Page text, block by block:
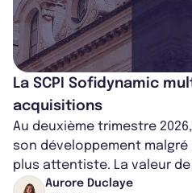
La SCPI Sofidynamic
acquisitions
Au deuxième trimestre
son développement
plus attentiste. La valeur
progresse de 3,8% à
Aurore Duclaye